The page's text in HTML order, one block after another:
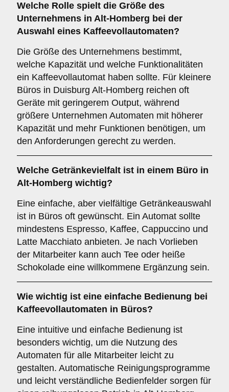
Welche Rolle spielt die Größe des
Unternehmens in Alt-Homberg bei der
Auswahl eines Kaffeevollautomaten?
Die Größe des Unternehmens bestimmt,
welche Kapazität und welche Funktionalitäten
ein Kaffeevollautomat haben sollte. Für kleinere
Büros in Duisburg Alt-Homberg reichen oft
Geräte mit geringerem Output, während
größere Unternehmen Automaten mit höherer
Kapazität und mehr Funktionen benötigen, um
den Anforderungen gerecht zu werden.
Welche Getränkevielfalt ist in einem Büro in
Alt-Homberg wichtig?
Eine einfache, aber vielfältige Getränkeauswahl
ist in Büros oft gewünscht. Ein Automat sollte
mindestens Espresso, Kaffee, Cappuccino und
Latte Macchiato anbieten. Je nach Vorlieben
der Mitarbeiter kann auch Tee oder heiße
Schokolade eine willkommene Ergänzung sein.
Wie wichtig ist eine einfache Bedienung bei
Kaffeevollautomaten in Büros?
Eine intuitive und einfache Bedienung ist
besonders wichtig, um die Nutzung des
Automaten für alle Mitarbeiter leicht zu
gestalten. Automatische Reinigungsprogramme
und leicht verständliche Bedienfelder sorgen für